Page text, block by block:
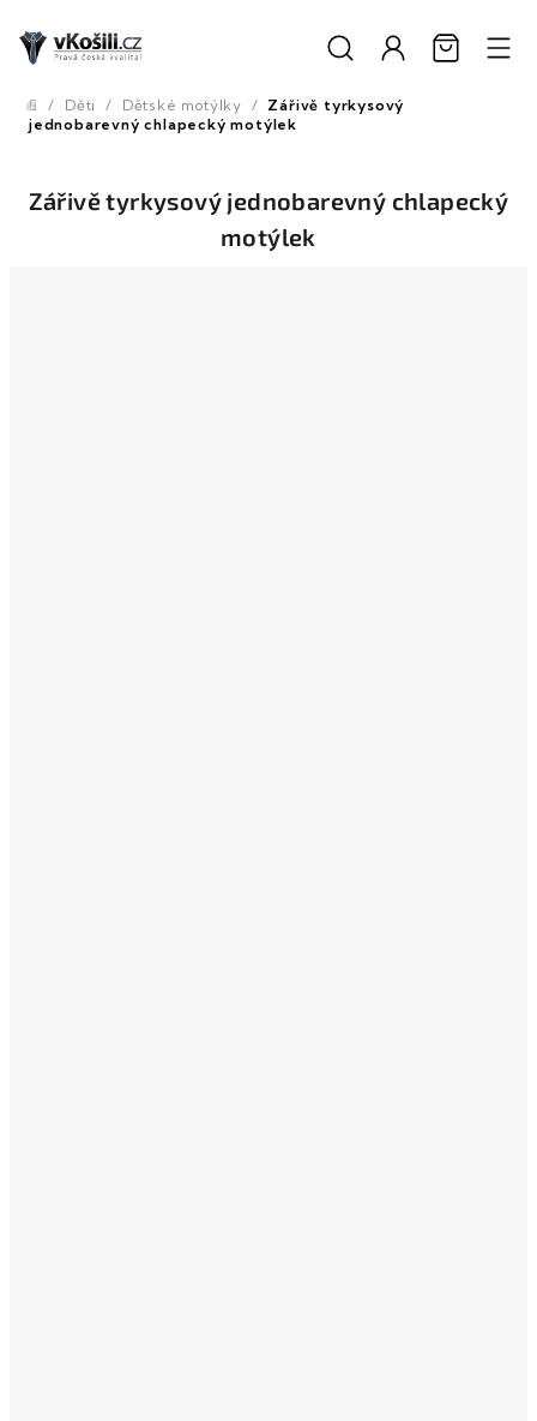
obsah
Domů
/ Děti / Dětské motýlky / Zářivě tyrkysový
jednobarevný chlapecký motýlek
Zářivě tyrkysový jednobarevný chlapecký
motýlek